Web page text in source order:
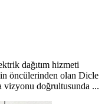
dağıtım hizmeti
öncülerinden olan Dicle
doğrultusunda ...